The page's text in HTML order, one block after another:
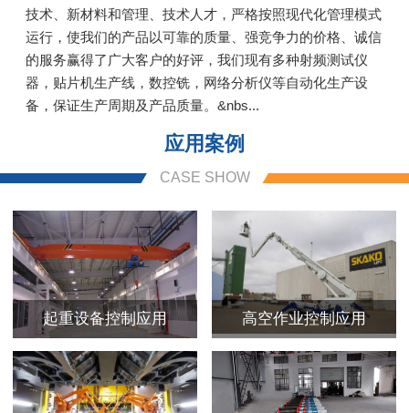
技术、新材料和管理、技术人才，严格按照现代化管理模式
运行，使我们的产品以可靠的质量、强竞争力的价格、诚信
的服务赢得了广大客户的好评，我们现有多种射频测试仪
器，贴片机生产线，数控铣，网络分析仪等自动化生产设
备，保证生产周期及产品质量。&nbs...
应用案例
CASE SHOW
起重设备控制应用 高空作业控制应用